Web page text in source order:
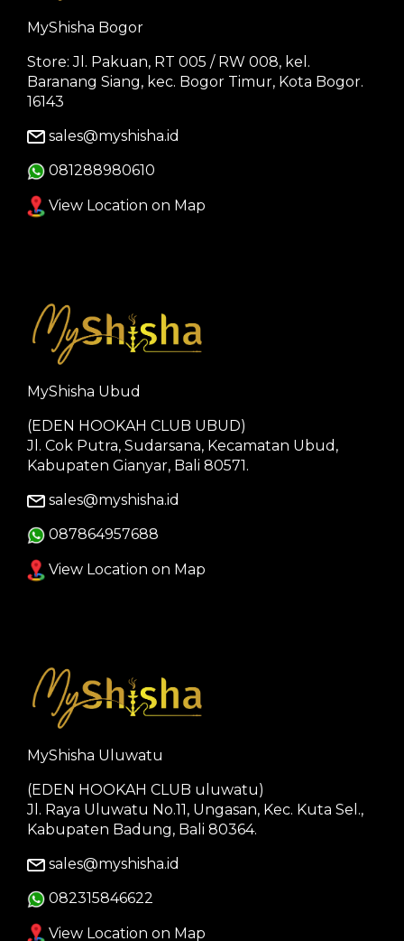
MyShisha Bogor
Store: Jl. Pakuan, RT 005 / RW 008, kel.
Baranang Siang, kec. Bogor Timur, Kota Bogor.
16143
sales@myshisha.id
081288980610
View Location on Map
MyShisha Ubud
(EDEN HOOKAH CLUB UBUD)
Jl. Cok Putra, Sudarsana, Kecamatan Ubud,
Kabupaten Gianyar, Bali 80571.
sales@myshisha.id
087864957688
View Location on Map
MyShisha Uluwatu
(EDEN HOOKAH CLUB uluwatu)
Jl. Raya Uluwatu No.11, Ungasan, Kec. Kuta Sel.,
Kabupaten Badung, Bali 80364.
sales@myshisha.id
082315846622
View Location on Map